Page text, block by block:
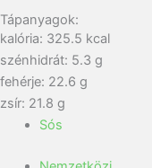
Tápanyagok:
kalória: 325.5 kcal
szénhidrát: 5.3 g
fehérje: 22.6 g
zsír: 21.8 g
Sós